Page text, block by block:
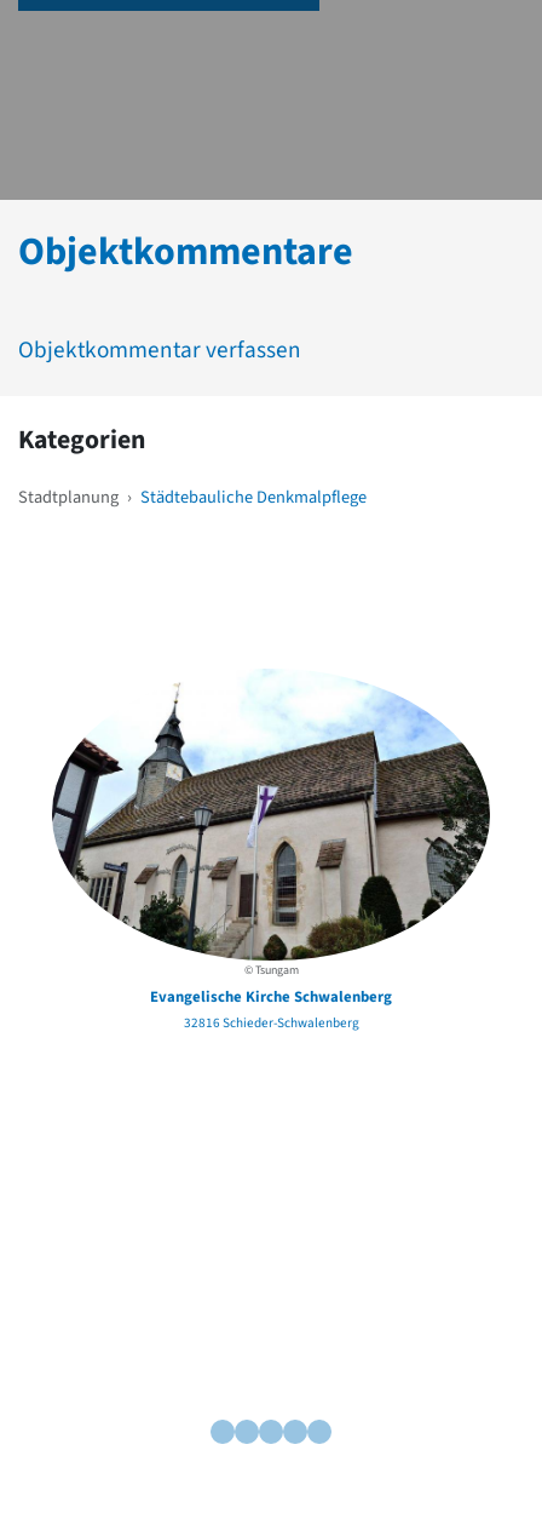
Objektkommentare
Objektkommentar verfassen
Kategorien
Stadtplanung › Städtebauliche Denkmalpflege
© Tsungam
Evangelische Kirche Schwalenberg
32816 Schieder-Schwalenberg